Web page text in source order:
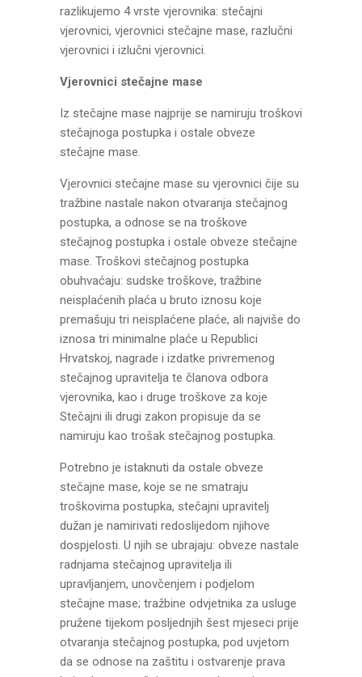
razlikujemo 4 vrste vjerovnika: stečajni
vjerovnici, vjerovnici stečajne mase, razlučni
vjerovnici i izlučni vjerovnici.
Vjerovnici stečajne mase
Iz stečajne mase najprije se namiruju troškovi
stečajnoga postupka i ostale obveze
stečajne mase.
Vjerovnici stečajne mase su vjerovnici čije su
tražbine nastale nakon otvaranja stečajnog
postupka, a odnose se na troškove
stečajnog postupka i ostale obveze stečajne
mase. Troškovi stečajnog postupka
obuhvaćaju: sudske troškove, tražbine
neisplaćenih plaća u bruto iznosu koje
premašuju tri neisplaćene plaće, ali najviše do
iznosa tri minimalne plaće u Republici
Hrvatskoj, nagrade i izdatke privremenog
stečajnog upravitelja te članova odbora
vjerovnika, kao i druge troškove za koje
Stečajni ili drugi zakon propisuje da se
namiruju kao trošak stečajnog postupka.
Potrebno je istaknuti da ostale obveze
stečajne mase, koje se ne smatraju
troškovima postupka, stečajni upravitelj
dužan je namirivati redoslijedom njihove
dospjelosti. U njih se ubrajaju: obveze nastale
radnjama stečajnog upravitelja ili
upravljanjem, unovčenjem i podjelom
stečajne mase; tražbine odvjetnika za usluge
pružene tijekom posljednjih šest mjeseci prije
otvaranja stečajnog postupka, pod uvjetom
da se odnose na zaštitu i ostvarenje prava